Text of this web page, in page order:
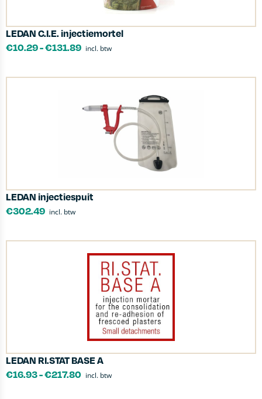
LEDAN C.I.E. injectiemortel
€10.29-€131.89 incl. btw
LEDAN injectiespuit
€302.49 incl. btw
LEDAN RI.STAT BASE A
€16.93-€217.80 incl. btw